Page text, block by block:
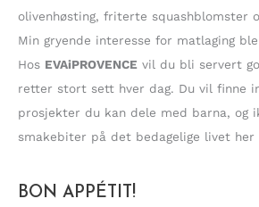
olivenhøsting, friterte squashblomster
Min gryende interesse for matlaging
Hos EVAiPROVENCE vil du bli servert
retter stort sett hver dag. Du vil finne
prosjekter du kan dele med barna, og
smakebiter på det bedagelige livet her
BON APPÉTIT!